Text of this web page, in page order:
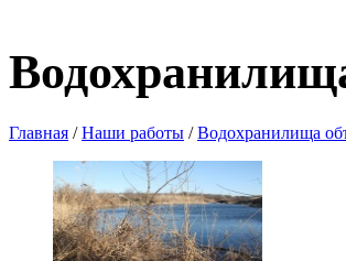
Главная / Наши работы / Водохранилища